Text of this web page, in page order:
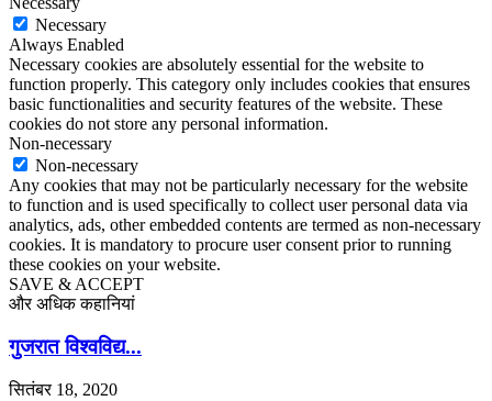
Necessary
Always Enabled
Necessary cookies are absolutely essential for the website to
function properly. This category only includes cookies that ensures
basic functionalities and security features of the website. These
cookies do not store any personal information.
Non-necessary
Non-necessary
Any cookies that may not be particularly necessary for the website
to function and is used specifically to collect user personal data via
analytics, ads, other embedded contents are termed as non-necessary
cookies. It is mandatory to procure user consent prior to running
these cookies on your website.
SAVE & ACCEPT
और अधिक कहानियां
गुजरात विश्वविद्य...
सितंबर 18, 2020